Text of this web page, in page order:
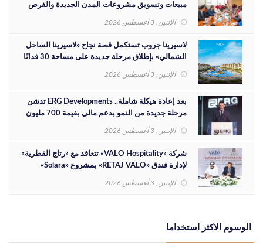
مبيعات وتسويق مشروعات المدن الجديدة والفرص
الإثنين, 3 أغسطس 2026
لاسيرينا جروب تستكمل قصة نجاح «لاسيرينا الساحل
الشمالي» بإطلاق مرحلة جديدة على مساحة 30 فدانًا
الإثنين, 3 أغسطس 2026
بعد إعادة هيكلة شاملة.. ERG Developments تدشن
مرحلة جديدة من النمو بدعم مالي بقيمة 700 مليون
الإثنين, 3 أغسطس 2026
شركة «VALO Hospitality» تتعاقد مع «رتاج القطرية»
لإدارة فندق «RETAJ VALO» بمشروع «Solara»
الإثنين, 3 أغسطس 2026
الوسوم الاكثر استخداما